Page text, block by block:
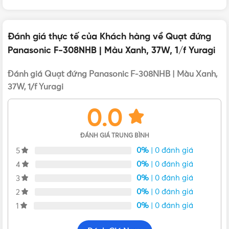
308NHB màu canh
người tiêu dùng. Sản phẩm có cao là từ 91cm khi thấp nhất,
khi nâng lên cao nhất sẽ đạt mức 105cm.
Đánh giá thực tế của Khách hàng về Quạt đứng
Panasonic F-308NHB | Màu Xanh, 37W, 1/f Yuragi
Đánh giá Quạt đứng Panasonic F-308NHB | Màu Xanh,
37W, 1/f Yuragi
0.0
ĐÁNH GIÁ TRUNG BÌNH
5 0% | 0 đánh giá
4
0% | 0 đánh giá
3
0% | 0 đánh giá
2
0% | 0 đánh giá
1
0% | 0 đánh giá